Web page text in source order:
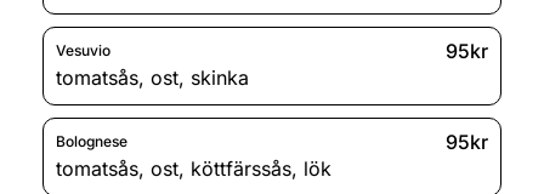
Vesuvio
95kr
tomatsås, ost, skinka
Bolognese
95kr
tomatsås, ost, köttfärssås, lök